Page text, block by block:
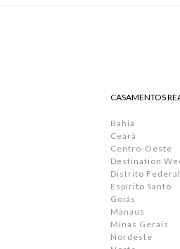
CASAMENTOS
Bahia
Ceará
Centro-Oeste
Destination
Distrito Federal
Espírito Santo
Goiás
Manaus
Minas Gerais
Nordeste